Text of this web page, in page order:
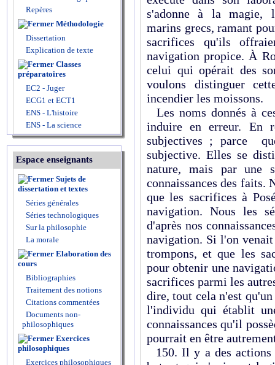
Repères
Méthodologie
Dissertation
Explication de texte
Classes
préparatoires
EC2 - Juger
ECG1 et ECT1
ENS - L'histoire
ENS - La science
Espace enseignants
Sujets de
dissertation et textes
Séries générales
Séries technologiques
Sur la philosophie
La morale
Elaboration des
cours
Bibliographies
Traitement des notions
Citations commentées
Documents non-
philosophiques
Exercices
philosophiques
Exercices philosophiques
s'adonne à la magie,
marins grecs, ramant
sacrifices qu'ils
navigation propice. À
celui qui opérait des
voulons distinguer
incendier les moissons.
Les noms donnés à
induire en erreur. En
subjectives ; parce
subjective. Elles se
nature, mais par une
connaissances des
que les sacrifices à
navigation. Nous les
d'après nos
navigation. Si l'on
trompons, et que les
pour obtenir une
sacrifices parmi les
dire, tout cela n'est
l'individu qui établit
connaissances qu'il
pourrait en être
150. Il y a des actions